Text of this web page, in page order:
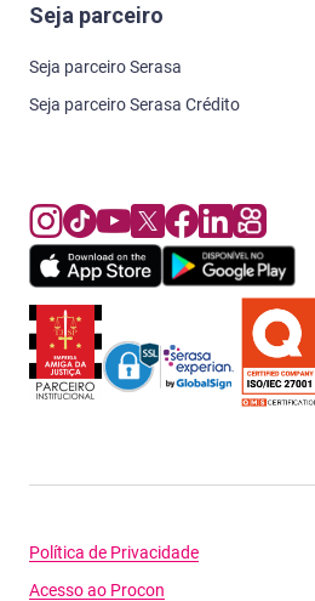
Seja parceiro
Seja parceiro Serasa
Seja parceiro Serasa Crédito
Política de Privacidade
Acesso ao Procon